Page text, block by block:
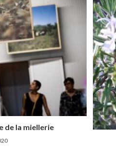
de la miellerie